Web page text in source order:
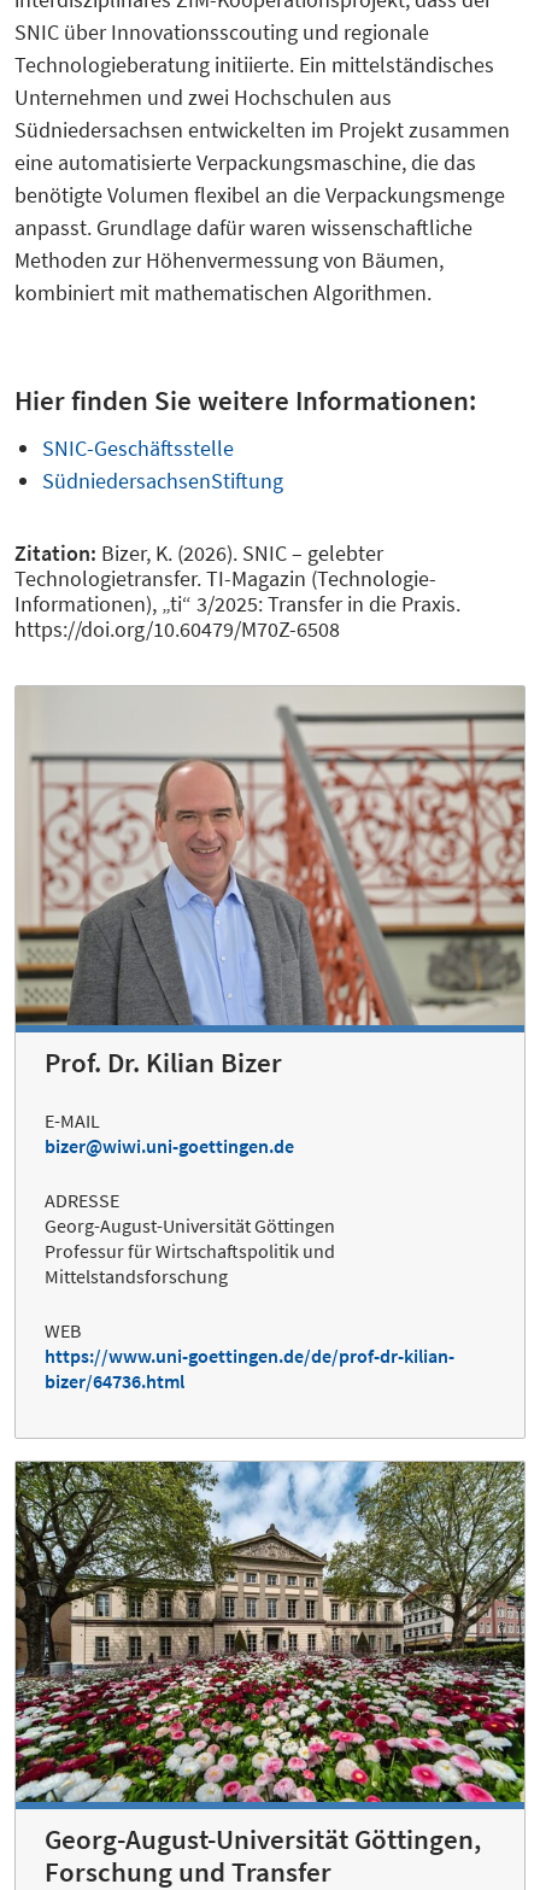
SNIC über Innovationsscouting und regionale
Technologieberatung initiierte. Ein mittelständisches
Unternehmen und zwei Hochschulen aus
Südniedersachsen entwickelten im Projekt zusammen
eine automatisierte Verpackungsmaschine, die das
benötigte Volumen flexibel an die Verpackungsmenge
anpasst. Grundlage dafür waren wissenschaftliche
Methoden zur Höhenvermessung von Bäumen,
kombiniert mit mathematischen Algorithmen.
Hier finden Sie weitere Informationen:
SNIC-Geschäftsstelle
SüdniedersachsenStiftung
Zitation: Bizer, K. (2026). SNIC – gelebter
Technologietransfer. TI-Magazin (Technologie-
Informationen), „ti“ 3/2025: Transfer in die Praxis.
https://doi.org/10.60479/M70Z-6508
Prof. Dr. Kilian Bizer
E-MAIL
bizer@wiwi.uni-goettingen.de
ADRESSE
Georg-August-Universität Göttingen
Professur für Wirtschaftspolitik und
Mittelstandsforschung
WEB
https://www.uni-goettingen.de/de/prof-dr-kilian-
bizer/64736.html
Georg-August-Universität Göttingen,
Forschung und Transfer